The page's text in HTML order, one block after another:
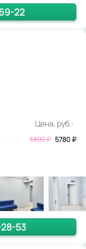
22
Цена, руб.:
6800₽ 5780 ₽
53